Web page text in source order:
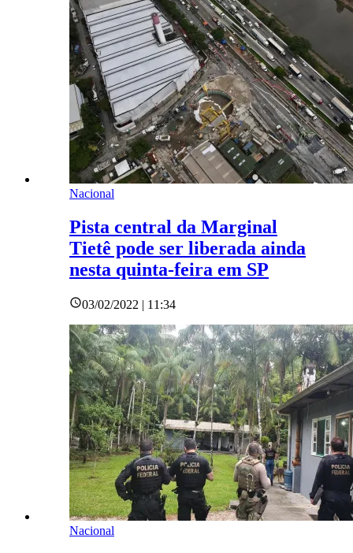
Nacional
Pista central da Marginal
Tietê pode ser liberada ainda
nesta quinta-feira em SP
03/02/2022 | 11:34
Nacional